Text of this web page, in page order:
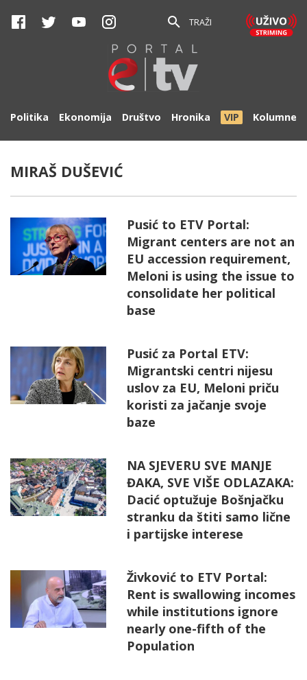
TRAŽI
Politika Ekonomija Društvo Hronika VIP Kolumne
MIRAŠ DUŠEVIĆ
Pusić to ETV Portal:
Migrant centers are not an
EU accession requirement,
Meloni is using the issue to
consolidate her political
base
Pusić za Portal ETV:
Migrantski centri nijesu
uslov za EU, Meloni priču
koristi za jačanje svoje
baze
NA SJEVERU SVE MANJE
ĐAKA, SVE VIŠE ODLAZAKA:
Dacić optužuje Bošnjačku
stranku da štiti samo lične
i partijske interese
Živković to ETV Portal:
Rent is swallowing incomes
while institutions ignore
nearly one-fifth of the
Population